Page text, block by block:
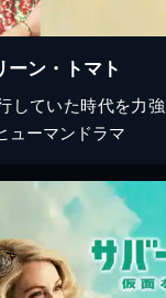
ーン・トマト
していた時代を力
ューマンドラマ